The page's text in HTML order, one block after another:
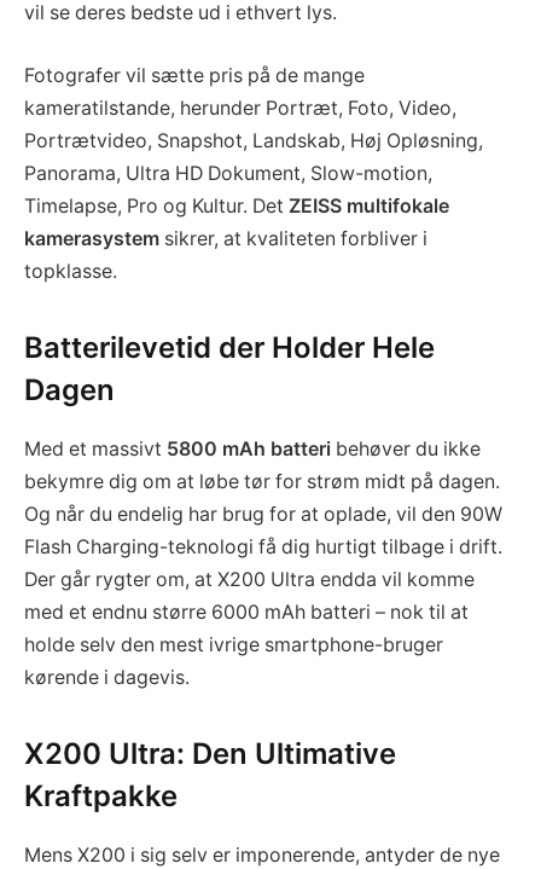
vil se deres bedste ud i ethvert lys.
Fotografer vil sætte pris på de mange
kameratilstande, herunder Portræt, Foto, Video,
Portrætvideo, Snapshot, Landskab, Høj Opløsning,
Panorama, Ultra HD Dokument, Slow-motion,
Timelapse, Pro og Kultur. Det ZEISS multifokale
kamerasystem sikrer, at kvaliteten forbliver i
topklasse.
Batterilevetid der Holder Hele
Dagen
Med et massivt 5800 mAh batteri behøver du ikke
bekymre dig om at løbe tør for strøm midt på dagen.
Og når du endelig har brug for at oplade, vil den 90W
Flash Charging-teknologi få dig hurtigt tilbage i drift.
Der går rygter om, at X200 Ultra endda vil komme
med et endnu større 6000 mAh batteri – nok til at
holde selv den mest ivrige smartphone-bruger
kørende i dagevis.
X200 Ultra: Den Ultimative
Kraftpakke
Mens X200 i sig selv er imponerende, antyder de nye